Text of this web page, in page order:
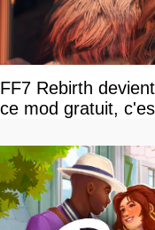
FF7 Rebirth
ce mod gratuit,